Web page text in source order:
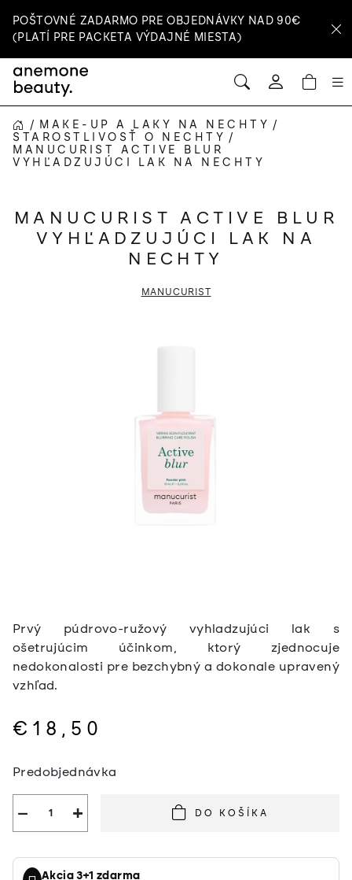
na
obsah
POŠTOVNÉ ZADARMO PRE OBJEDNÁVKY NAD 90€
(PLATÍ PRE PACKETA VÝDAJNÉ MIESTA)
HĽADAŤ
Prihlásenie
DOMOV
/ MAKE-UP A LAKY NA NECHTY /
STAROSTLIVOSŤ O NECHTY /
MANUCURIST ACTIVE BLUR
VYHĽADZUJÚCI LAK NA NECHTY
Prvý púdrovo-ružový vyhladzujúci lak s
ošetrujúcim účinkom, ktorý zjednocuje
nedokonalosti pre bezchybný a dokonale upravený
vzhľad.
€18,50
cena:
Predobjednávka
+
− DO KOŠÍKA
Akcia 3+1 zdarma
MANUCURIST ACTIVE BLUR
VYHĽADZUJÚCI LAK NA
NECHTY
MANUCURIST